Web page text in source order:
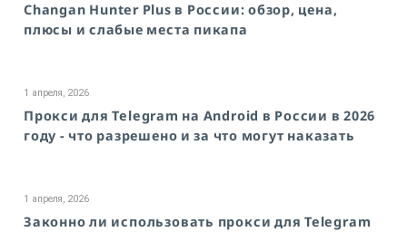
Changan Hunter Plus в России: обзор, цена,
плюсы и слабые места пикапа
1 апреля, 2026
Прокси для Telegram на Android в России в 2026
году - что разрешено и за что могут наказать
1 апреля, 2026
Законно ли использовать прокси для Telegram